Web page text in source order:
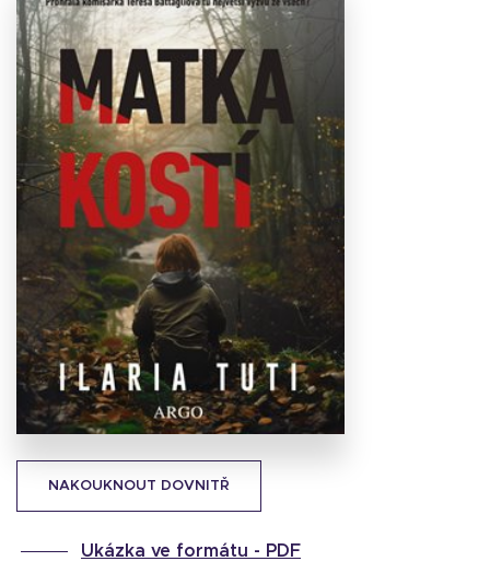
NAKOUKNOUT DOVNITŘ
Ukázka ve formátu - PDF